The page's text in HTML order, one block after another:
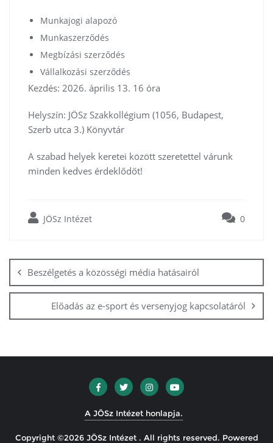
Munkajogi alapozó
Munkaszerződés
Megbízási szerződés
Vállalkozási szerződés
Kezdés: 2026. április 13. 16 óra
Helyszín: JÖSz Szakkollégium (1056, Budapest,
Szerb utca 3.) Könyvtár
A szabad helyek keretei között szeretettel várunk
minden kedves érdeklődőt!
JÖSz Intézet 0
navigáció
Beszélgetés a közösségi média hatásairól
Előadás az e-sport és versenyjog kapcsolatáról
A JÖSz Intézet honlapja.
Copyright ©2026 JÖSz Intézet . All rights reserved. Powered